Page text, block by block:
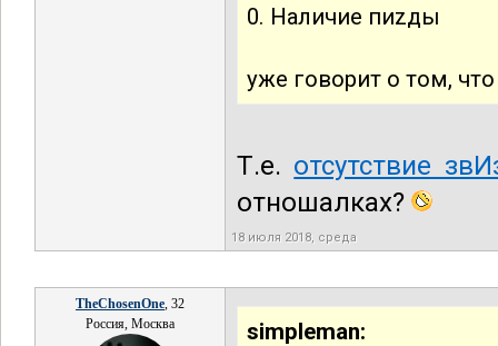
0. Наличие пиzды
уже говорит о том,
Т.е. отсутствие
отношалках?
18 июля 2018, среда
TheChosenOne, 32
Россия, Москва
simpleman: